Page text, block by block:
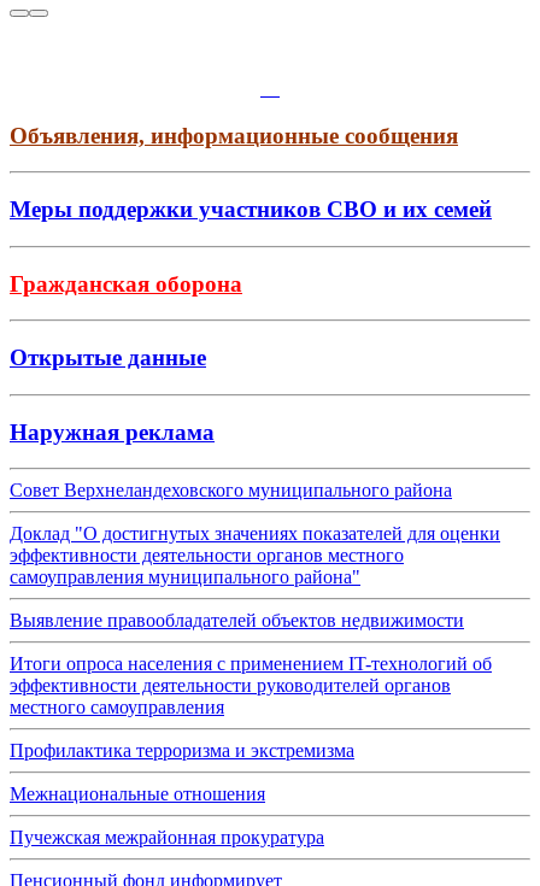
Объявления, информационные сообщения
Меры поддержки участников СВО и их семей
Гражданская оборона
Открытые данные
Наружная реклама
Совет Верхнеландеховского муниципального района
Доклад "О достигнутых значениях показателей для оценки
эффективности деятельности органов местного
самоуправления муниципального района"
Выявление правообладателей объектов недвижимости
Итоги опроса населения с применением IT-технологий об
эффективности деятельности руководителей органов
местного самоуправления
Профилактика терроризма и экстремизма
Межнациональные отношения
Пучежская межрайонная прокуратура
Пенсионный фонд информирует